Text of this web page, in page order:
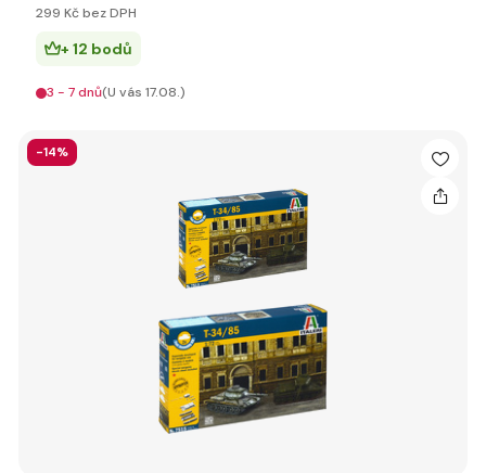
299 Kč bez DPH
+ 12 bodů
3 - 7 dnů(U vás 17.08.)
-14%